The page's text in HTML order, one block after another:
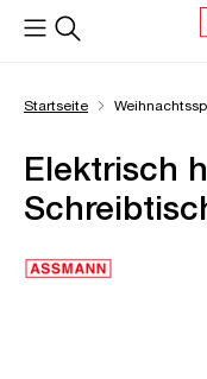
springen
Startseite
Elektrisch